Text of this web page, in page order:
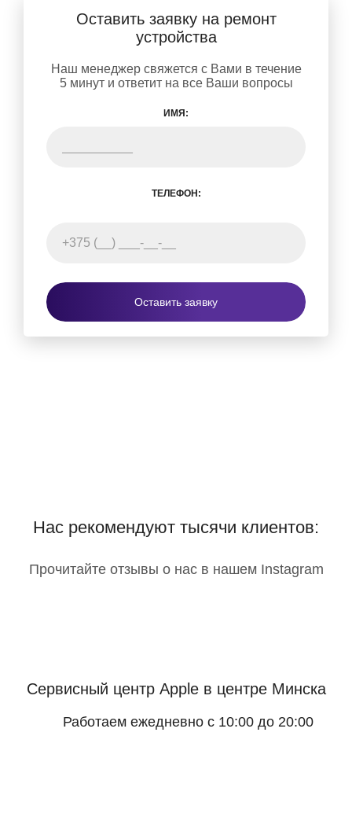
Оставить заявку на ремонт
устройства
Наш менеджер свяжется с Вами в течение
5 минут и ответит на все Ваши вопросы
ИМЯ:
ТЕЛЕФОН:
Оставить заявку
Нас рекомендуют тысячи клиентов:
Прочитайте отзывы о нас в нашем Instagram
Сервисный центр Appleв центре Минска
Работаем ежедневно с 10:00 до 20:00